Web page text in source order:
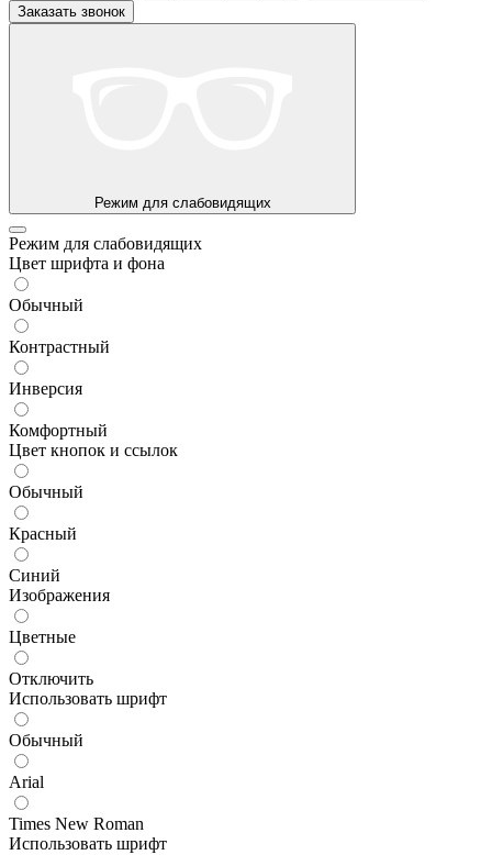
Заказать звонок
Режим для слабовидящих
Режим для слабовидящих
Цвет шрифта и фона
Обычный
Контрастный
Инверсия
Комфортный
Цвет кнопок и ссылок
Обычный
Красный
Синий
Изображения
Цветные
Отключить
Использовать шрифт
Обычный
Arial
Times New Roman
Использовать шрифт